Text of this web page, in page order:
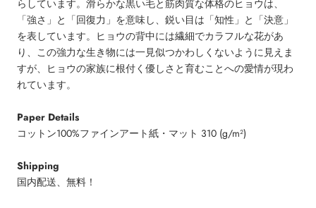
らしています。滑らかな黒い毛と筋肉質な体格のヒョウは、
「強さ」と「回復力」を意味し、鋭い目は「知性」と「決意」
を表しています。ヒョウの背中には繊細でカラフルな花があ
り、この強力な生き物には一見似つかわしくないように見えま
すが、ヒョウの家族に根付く優しさと育むことへの愛情が現わ
れています。
Paper Details
コットン100%ファインアート紙・マット 310 (g/m²)
Shipping
国内配送、無料！